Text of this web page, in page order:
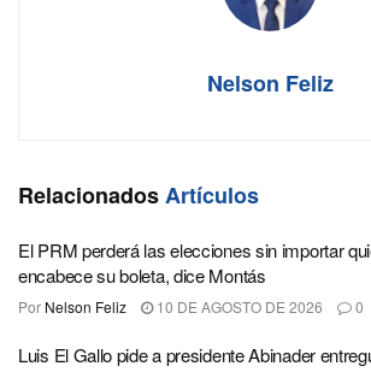
Nelson Feliz
RelacionadosArtículos
El PRM perderá las elecciones sin importar
encabece su boleta, dice Montás
Por Nelson Feliz 10 DE AGOSTO DE 2026 0
Luis El Gallo pide a presidente Abinader